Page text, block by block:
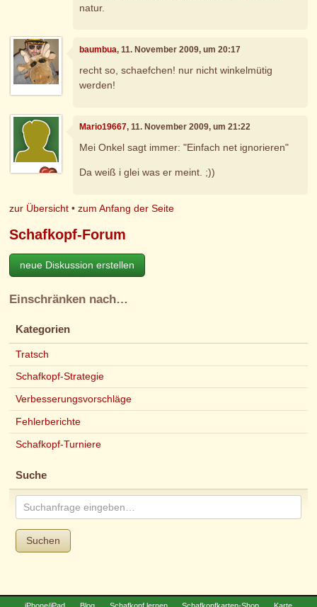
natur.
baumbua, 11. November 2009, um 20:17
recht so, schaefchen! nur nicht winkelmütig
werden!
Mario19667, 11. November 2009, um 21:22
Mei Onkel sagt immer: "Einfach net ignorieren"
Da weiß i glei was er meint. ;))
zur Übersicht •zum Anfang der Seite
Schafkopf-Forum
neue Diskussion erstellen
Einschränken nach…
Kategorien
Tratsch
Schafkopf-Strategie
Verbesserungsvorschläge
Fehlerberichte
Schafkopf-Turniere
Suche
Suchen